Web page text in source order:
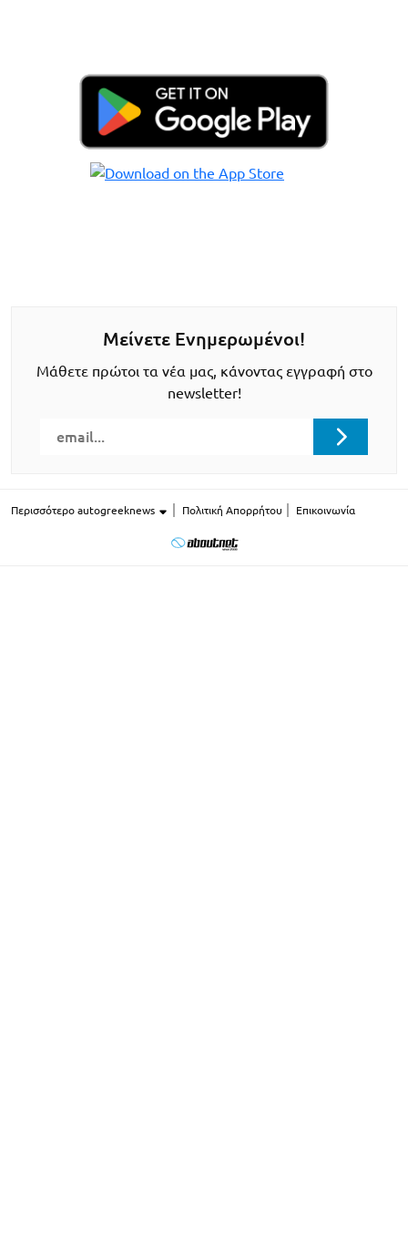
Μείνετε Ενημερωμένοι!
Μάθετε πρώτοι τα νέα μας, κάνοντας εγγραφή στο
newsletter!
Περισσότερο autogreeknews Πολιτική Απορρήτου Επικοινωνία